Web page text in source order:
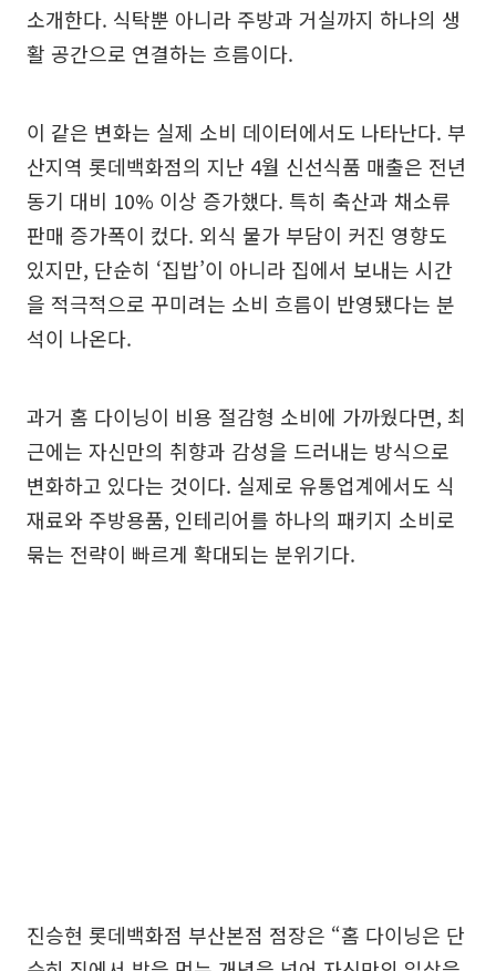
소개한다. 식탁뿐 아니라 주방과 거실까지 하나의 생
활 공간으로 연결하는 흐름이다.
이 같은 변화는 실제 소비 데이터에서도 나타난다. 부
산지역 롯데백화점의 지난 4월 신선식품 매출은 전년
동기 대비 10% 이상 증가했다. 특히 축산과 채소류
판매 증가폭이 컸다. 외식 물가 부담이 커진 영향도
있지만, 단순히 ‘집밥’이 아니라 집에서 보내는 시간
을 적극적으로 꾸미려는 소비 흐름이 반영됐다는 분
석이 나온다.
과거 홈 다이닝이 비용 절감형 소비에 가까웠다면, 최
근에는 자신만의 취향과 감성을 드러내는 방식으로
변화하고 있다는 것이다. 실제로 유통업계에서도 식
재료와 주방용품, 인테리어를 하나의 패키지 소비로
묶는 전략이 빠르게 확대되는 분위기다.
진승현 롯데백화점 부산본점 점장은 “홈 다이닝은 단